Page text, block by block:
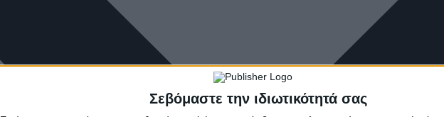
Σεβόμαστε την ιδιωτικότητά σας